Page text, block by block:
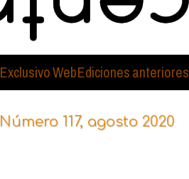
Exclusivo WebEdiciones anteriores
Número 117, agosto 2020